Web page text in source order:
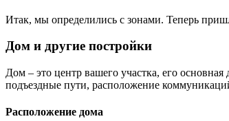
Итак, мы определились с зонами. Теперь
Дом и другие постройки
Дом – это центр вашего участка, его
подъездные пути, расположение
Расположение дома